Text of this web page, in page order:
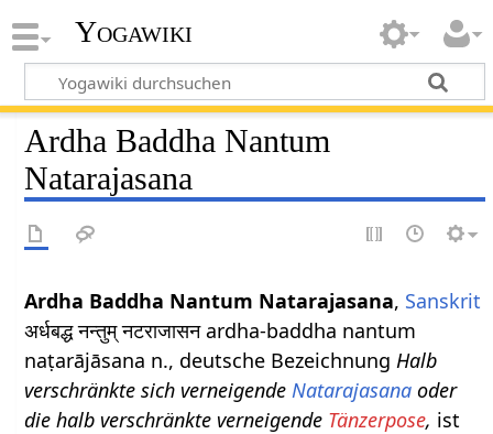
Yogawiki
Ardha Baddha Nantum
Natarajasana
Ardha Baddha Nantum Natarajasana, Sanskrit
अर्धबद्ध नन्तुम् नटराजासन ardha-baddha nantum
naṭarājāsana n., deutsche BezeichnungHalb
verschränkte sich verneigendeNatarajasana oder
die halb verschränkte verneigende Tänzerpose, ist